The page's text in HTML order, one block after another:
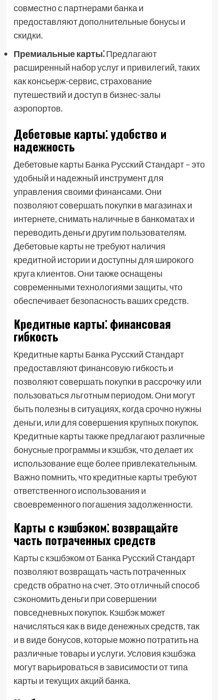
совместно с партнерами банка и
предоставляют дополнительные бонусы и
скидки.
Премиальные карты⁚Предлагают
расширенный набор услуг и привилегий, таких
как консьерж-сервис, страхование
путешествий и доступ в бизнес-залы
аэропортов.
Дебетовые карты⁚ удобство и
надежность
Дебетовые карты Банка Русский Стандарт – это
удобный и надежный инструмент для
управления своими финансами. Они
позволяют совершать покупки в магазинах и
интернете, снимать наличные в банкоматах и
переводить деньги другим пользователям.
Дебетовые карты не требуют наличия
кредитной истории и доступны для широкого
круга клиентов. Они также оснащены
современными технологиями защиты, что
обеспечивает безопасность ваших средств.
Кредитные карты⁚ финансовая
гибкость
Кредитные карты Банка Русский Стандарт
предоставляют финансовую гибкость и
позволяют совершать покупки в рассрочку или
пользоваться льготным периодом. Они могут
быть полезны в ситуациях, когда срочно нужны
деньги, или для совершения крупных покупок.
Кредитные карты также предлагают различные
бонусные программы и кэшбэк, что делает их
использование еще более привлекательным.
Важно помнить, что кредитные карты требуют
ответственного использования и
своевременного погашения задолженности.
Карты с кэшбэком⁚ возвращайте
часть потраченных средств
Карты с кэшбэком от Банка Русский Стандарт
позволяют возвращать часть потраченных
средств обратно на счет. Это отличный способ
сэкономить деньги при совершении
повседневных покупок. Кэшбэк может
начисляться как в виде денежных средств, так
и в виде бонусов, которые можно потратить на
различные товары и услуги. Условия кэшбэка
могут варьироваться в зависимости от типа
карты и текущих акций банка.